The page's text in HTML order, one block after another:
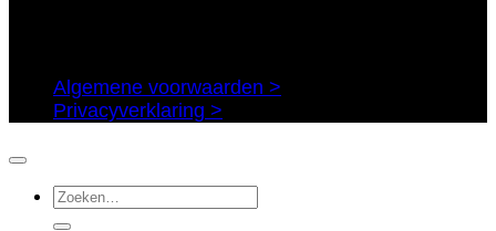
Algemene voorwaarden >
Privacyverklaring >
Zoeken
naar: